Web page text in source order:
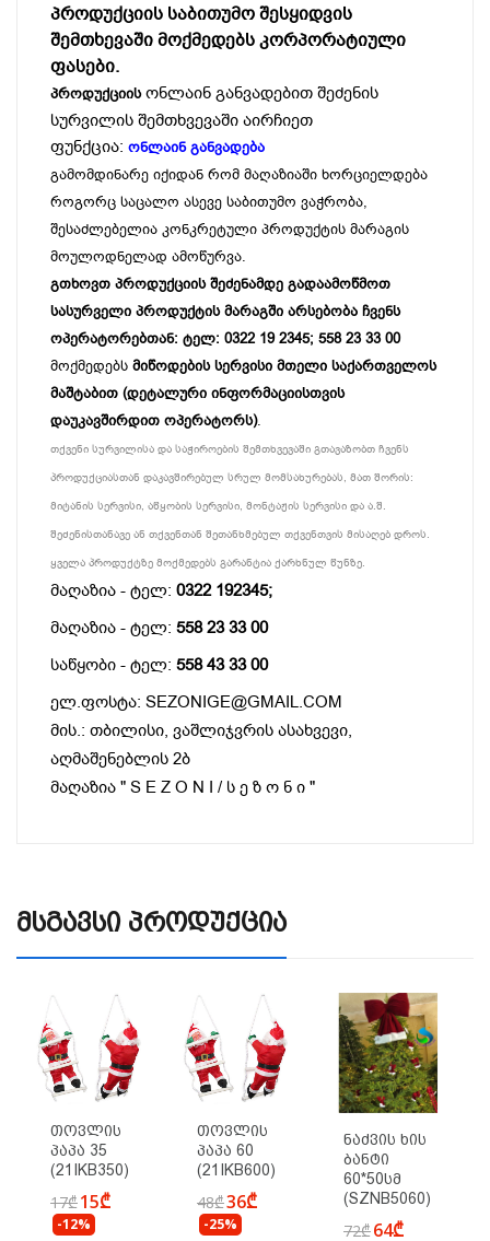
პროდუქციის საბითუმო შესყიდვის
შემთხევაში მოქმედებს კორპორატიული
ფასები.
პროდუქციის ონლაინ განვადებით შეძენის
სურვილის შემთხვევაში აირჩიეთ
ფუნქცია: ონლაინ განვადება
გამომდინარე იქიდან რომ მაღაზიაში ხორციელდება
როგორც საცალო ასევე საბითუმო ვაჭრობა,
შესაძლებელია კონკრეტული პროდუქტის მარაგის
მოულოდნელად ამოწურვა.
გთხოვთ პროდუქციის შეძენამდე გადაამოწმოთ
სასურველი პროდუქტის მარაგში არსებობა ჩვენს
ოპერატორებთან: ტელ: 0322 19 2345; 558 23 33 00
მოქმედებს მიწოდების სერვისი მთელი საქართველოს
მაშტაბით (დეტალური ინფორმაციისთვის
დაუკავშირდით ოპერატორს).
თქვენი სურვილისა და საჭიროების შემთხვევაში გთავაზობთ ჩვენს
პროდუქციასთან დაკავშირებულ სრულ მომსახურებას, მათ შორის:
მიტანის სერვისი, აწყობის სერვისი, მონტაჟის სერვისი და ა.შ.
შეძენისთანავე ან თქვენთან შეთანხმებულ თქვენთვის მისაღებ დროს.
ყველა პროდუქტზე მოქმედებს გარანტია ქარხნულ წუნზე.
მაღაზია - ტელ: 0322 192345;
მაღაზია - ტელ: 558 23 33 00
საწყობი - ტელ: 558 43 33 00
ელ.ფოსტა: SEZONIGE@GMAIL.COM
მის.: თბილისი, ვაშლიჯვრის ასახვევი,
აღმაშენებლის 2ბ
მაღაზია " S E Z O N I / ს ე ზ ო ნ ი "
Მსგავსი Პროდუქცია
Თოვლის
Პაპა 35
(21IKB350)
17₾15₾
-12%
Თოვლის
Პაპა 60
(21IKB600)
48₾36₾
-25%
Ნაძვის Ხის
Ბანტი
60*50სმ
(SZNB5060)
72₾64₾